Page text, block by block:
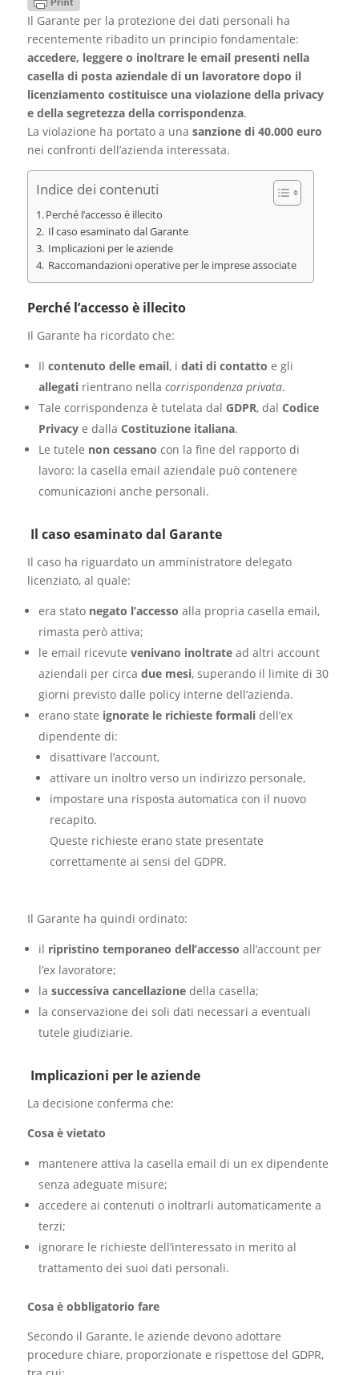
Il Garante per la protezione dei dati personali ha
recentemente ribadito un principio fondamentale:
accedere, leggere o inoltrare le email presenti nella
casella di posta aziendale di un lavoratore dopo il
licenziamento costituisce una violazione della privacy
e della segretezza della corrispondenza.
La violazione ha portato a una sanzione di 40.000 euro
nei confronti dell’azienda interessata.
Indice dei contenuti
Perché l’accesso è illecito
Il caso esaminato dal Garante
Implicazioni per le aziende
Raccomandazioni operative per le imprese associate
Perché l’accesso è illecito
Il Garante ha ricordato che:
Il contenuto delle email, i dati di contatto e gli
allegatirientrano nella corrispondenza privata.
Tale corrispondenza è tutelata dal GDPR, dal Codice
Privacye dalla Costituzione italiana.
Le tutele non cessano con la fine del rapporto di
lavoro: la casella email aziendale può contenere
comunicazioni anche personali.
Il caso esaminato dal Garante
Il caso ha riguardato un amministratore delegato
licenziato, al quale:
era stato negato l’accesso alla propria casella email,
rimasta però attiva;
le email ricevute venivano inoltratead altri account
aziendali per circa due mesi, superando il limite di 30
giorni previsto dalle policy interne dell’azienda.
erano state ignorate le richieste formalidell’ex
dipendente di:
disattivare l’account,
attivare un inoltro verso un indirizzo personale,
impostare una risposta automatica con il nuovo
recapito.
Queste richieste erano state presentate
correttamente ai sensi del GDPR.
Il Garante ha quindi ordinato:
il ripristino temporaneo dell’accesso all’account per
l’ex lavoratore;
la successiva cancellazionedella casella;
la conservazione dei soli dati necessari a eventuali
tutele giudiziarie.
Implicazioni per le aziende
La decisione conferma che:
Cosa è vietato
mantenere attiva la casella email di un ex dipendente
senza adeguate misure;
accedere ai contenuti o inoltrarli automaticamente a
terzi;
ignorare le richieste dell’interessato in merito al
trattamento dei suoi dati personali.
Cosa è obbligatorio fare
Secondo il Garante, le aziende devono adottare
procedure chiare, proporzionate e rispettose del GDPR,